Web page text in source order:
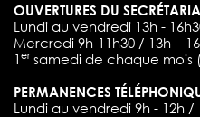
OUVERTURES DU
Lundi au vendredi 13h -
Mercredi 9h-11h30 / 13h –
1 ersamedi de chaque mois
PERMANENCES
Lundi au vendredi 9h - 12h /